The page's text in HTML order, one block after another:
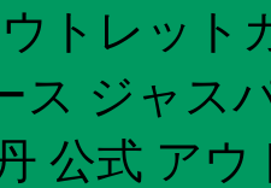
トレット
ス ジャス
公式 ア